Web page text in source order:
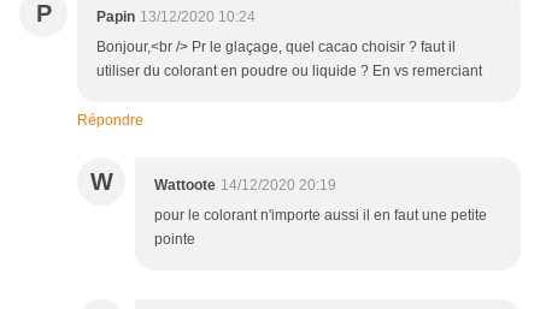
P Papin 13/12/2020 10:24
Bonjour,<br /> Pr le glaçage, quel cacao choisir ? faut il
utiliser du colorant en poudre ou liquide ? En vs remerciant
Répondre
W Wattoote 14/12/2020 20:19
pour le colorant n'importe aussi il en faut une petite
pointe